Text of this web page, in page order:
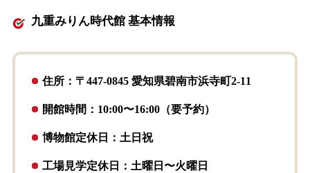
九重みりん時代館 基本情報
住所：〒447-0845 愛知県碧南市浜寺町2-11
開館時間：10:00〜16:00（要予約）
博物館定休日：土日祝
工場見学定休日：土曜日〜火曜日